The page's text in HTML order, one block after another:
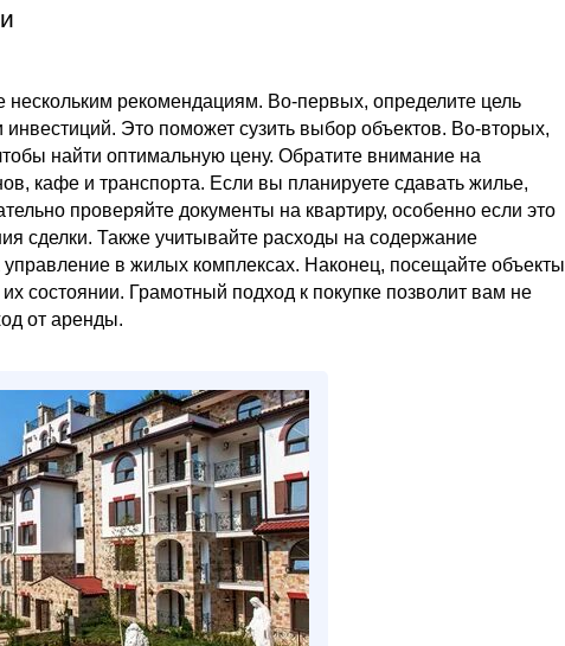
рекомендациям. Во-первых, определите цель
Это поможет сузить выбор объектов. Во-вторых,
найти оптимальную цену. Обратите внимание на
кафе и транспорта. Если вы планируете сдавать жилье,
проверяйте документы на квартиру, особенно если это
сделки. Также учитывайте расходы на содержание
в жилых комплексах. Наконец, посещайте объекты
состоянии. Грамотный подход к покупке позволит вам не
от аренды.